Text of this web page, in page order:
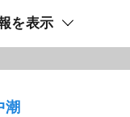
を表示
潮